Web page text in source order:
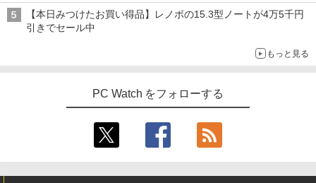
【本日みつけたお買い得品】レノボの15.3型ノートが4万5千円
引きでセール中
もっと見る
PC Watch をフォローする